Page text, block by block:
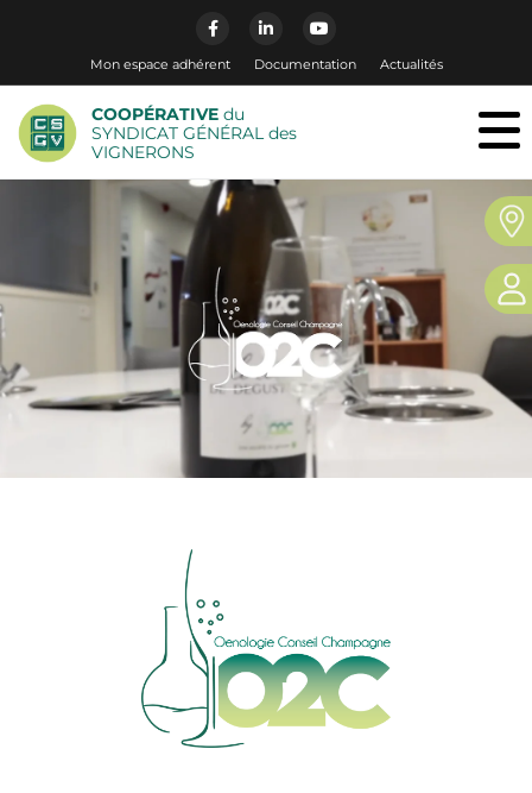
Mon espace adhérent Documentation Actualités
COOPÉRATIVE du
SYNDICAT GÉNÉRAL des
VIGNERONS